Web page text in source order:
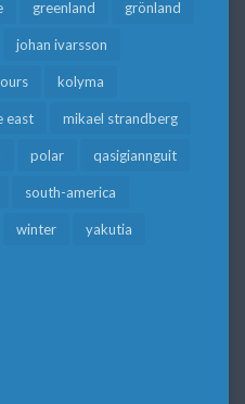
greenland grönland
johan ivarsson
kolyma
east mikael strandberg
polar qasigiannguit
south-america
winter yakutia